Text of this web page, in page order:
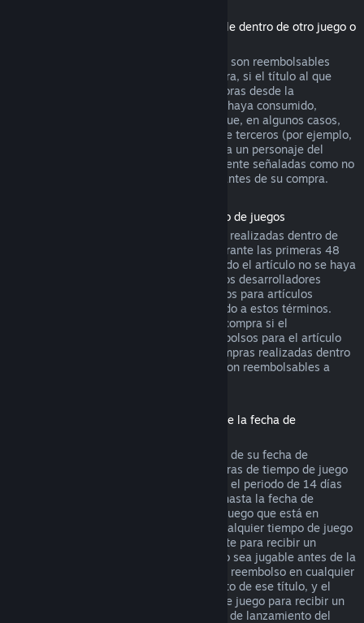
(Contenido de la tienda de Steam utilizable dentro de otro juego o
Los DLC adquiridos en la tienda de Steam son reembolsables
durante catorce días después de su compra, si el título al que
pertenecen se ha jugado menos de dos horas desde la
adquisición del DLC, y siempre que no se haya consumido,
modificado o transferido. Ten en cuenta que, en algunos casos,
Steam no podrá reembolsar ciertos DLC de terceros (por ejemplo,
si el DLC sube de nivel irreversiblemente a un personaje del
juego). Estas excepciones estarán claramente señaladas como no
reembolsables en la página de la tienda antes de su compra.
Reembolsos en compras realizadas dentro de juegos
Steam ofrecerá reembolsos para compras realizadas dentro de
cualquier juego desarrollado por Valve durante las primeras 48
horas tras su adquisición, siempre y cuando el artículo no se haya
consumido, modificado o transferido. Otros desarrolladores
tendrán la opción de activar los reembolsos para artículos
adquiridos dentro de sus juegos de acuerdo a estos términos.
Steam te informará en el momento de la compra si el
desarrollador ha optado por ofrecer reembolsos para el artículo
que vas a adquirir. De lo contrario, las compras realizadas dentro
de juegos no desarrollados por Valve no son reembolsables a
Reembolsos de títulos comprados antes de la fecha de
Cuando compras un título en Steam antes de su fecha de
lanzamiento, se aplica el límite de dos horas de tiempo de juego
(con excepción de las pruebas beta), pero el periodo de 14 días
para recibir un reembolso no comenzará hasta la fecha de
lanzamiento. Por ejemplo, si compras un juego que está en
, cualquier tiempo de juego
contará para las dos horas de tiempo límite para recibir un
reembolso. Si precompras un título que no sea jugable antes de la
fecha de lanzamiento, puedes solicitar un reembolso en cualquier
momento antes de la fecha de lanzamiento de ese título, y el
periodo de 14 días/dos horas de tiempo de juego para recibir un
reembolso se aplicará a partir de la fecha de lanzamiento del